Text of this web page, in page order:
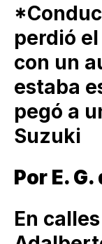
perdió
con un
estaba
pegó a
Suzuki
Por E.
En